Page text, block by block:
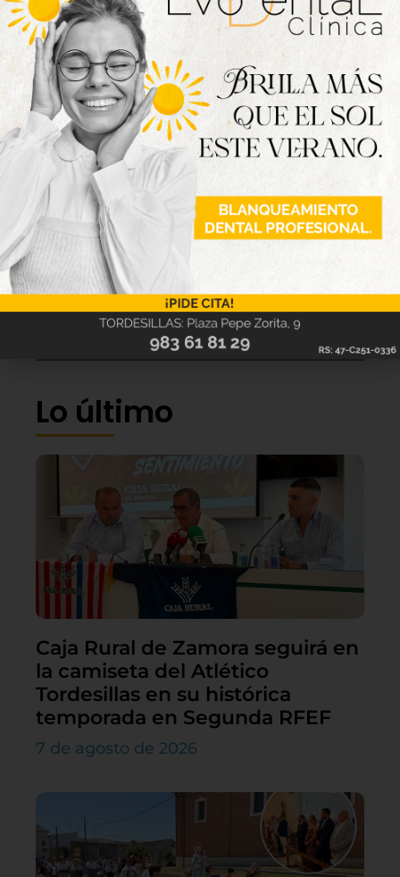
Lo último
Caja Rural de Zamora seguirá en
la camiseta del Atlético
Tordesillas en su histórica
temporada en Segunda RFEF
7 de agosto de 2026